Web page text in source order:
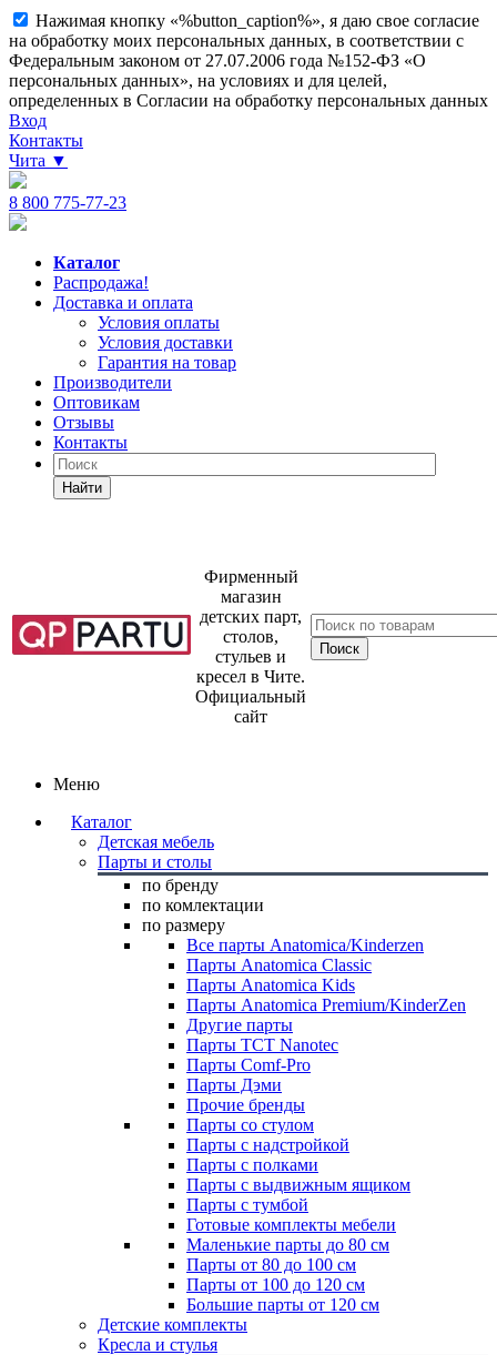
Нажимая кнопку «%button_caption%», я даю свое согласие
на обработку моих персональных данных, в соответствии с
Федеральным законом от 27.07.2006 года №152-ФЗ «О
персональных данных», на условиях и для целей,
определенных в Согласии на обработку персональных данных
Вход
Контакты
Чита ▼
8 800 775-77-23
Каталог
Распродажа!
Доставка и оплата
Условия оплаты
Условия доставки
Гарантия на товар
Производители
Оптовикам
Отзывы
Контакты
Найти
Фирменный
магазин
детских парт,
столов,
стульев и
кресел в Чите.
Официальный
сайт
Меню
Каталог
Детская мебель
Парты и столы
по бренду
по комлектации
по размеру
Все парты Anatomica/Kinderzen
Парты Anatomica Classic
Парты Anatomica Kids
Парты Anatomica Premium/KinderZen
Другие парты
Парты TCT Nanotec
Парты Comf-Pro
Парты Дэми
Прочие бренды
Парты со стулом
Парты с надстройкой
Парты с полками
Парты с выдвижным ящиком
Парты с тумбой
Готовые комплекты мебели
Маленькие парты до 80 см
Парты от 80 до 100 см
Парты от 100 до 120 см
Большие парты от 120 см
Детские комплекты
Кресла и стулья